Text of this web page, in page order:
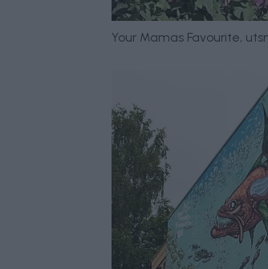
Your Mamas Favourite,